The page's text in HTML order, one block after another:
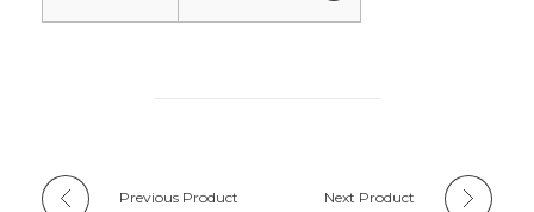
Previous Product Next Product